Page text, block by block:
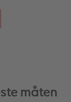
måten